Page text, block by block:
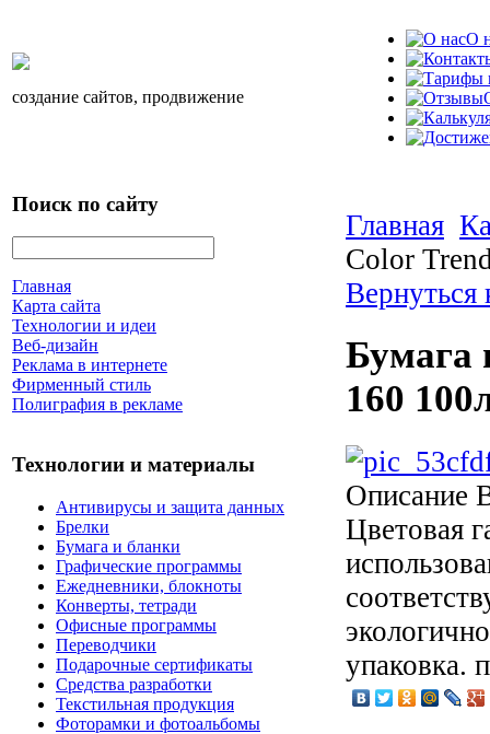
создание сайтов, продвижение
О
Поиск по сайту
Главная
Карта сайта
Технологии и идеи
Веб-дизайн
Реклама в интернете
Фирменный стиль
Полиграфия в рекламе
Технологии и материалы
Антивирусы и защита данных
Брелки
Бумага и бланки
Графические программы
Ежедневники, блокноты
Конверты, тетради
Офисные программы
Переводчики
Подарочные сертификаты
Средства разработки
Текстильная продукция
Фоторамки и фотоальбомы
Главная
Color
Вернуться
Бумага
160
Описание
Цветовая
упаковка.